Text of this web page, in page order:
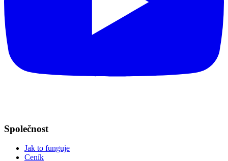
Společnost
Jak to funguje
Ceník